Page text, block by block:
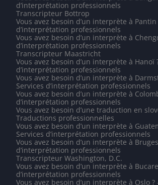
d’interprétation professionnels
Transcripteur Bottrop
Vous avez besoin d’un interprète à Pantin
d’interprétation professionnels
Vous avez besoin d’un interprète à
d’interprétation professionnels
Transcripteur Maastricht
Vous avez besoin d’un interprète à Hanoï
d’interprétation professionnels
Vous avez besoin d’un interprète à
Services d’interprétation professionnels
Vous avez besoin d’un interprète à
d’interprétation professionnels
Vous avez besoin d’une traduction en
Traductions professionnelles
Vous avez besoin d’un interprète à
Services d’interprétation professionnels
Vous avez besoin d’un interprète à
d’interprétation professionnels
Transcripteur Washington, D.C.
Vous avez besoin d’un interprète à
d’interprétation professionnels
Vous avez besoin d’un interprète à Oslo ?